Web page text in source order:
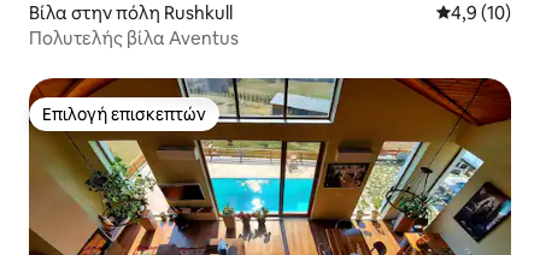
Βίλα στην πόλη Rushkull Μέση
4,9 (10)
Πολυτελής βίλα Aventus
Επιλογή επισκεπτών
Επιλογή επισκεπτών